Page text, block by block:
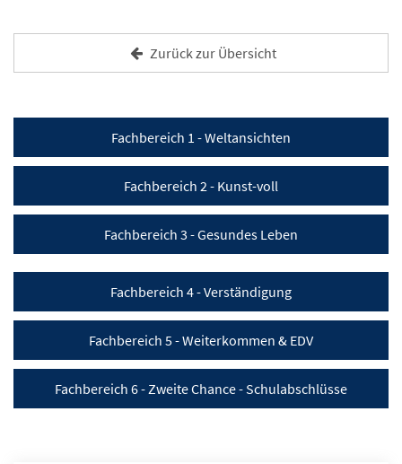
Zurück zur Übersicht
Fachbereich 1 - Weltansichten
Fachbereich 2 - Kunst-voll
Fachbereich 3 - Gesundes Leben
Fachbereich 4 - Verständigung
Fachbereich 5 - Weiterkommen & EDV
Fachbereich 6 - Zweite Chance - Schulabschlüsse